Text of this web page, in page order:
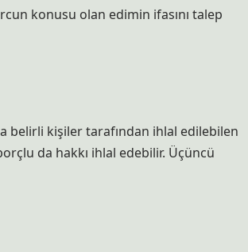
konusu olan edimin ifasını talep
belirli kişiler tarafından ihlal edilebilen
da hakkı ihlal edebilir. Üçüncü